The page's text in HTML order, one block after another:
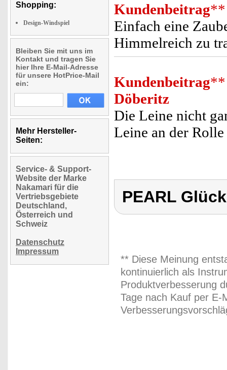
Shopping:
Design-Windspiel
Bleiben Sie mit uns im
Kontakt und tragen Sie
hier Ihre E-Mail-Adresse
für unsere HotPrice-Mail
ein:
Mehr Hersteller-
Seiten:
Service- & Support-
Website der Marke
Nakamari für die
Vertriebsgebiete
Deutschland,
Österreich und
Schweiz
Datenschutz
Impressum
Kundenbeitrag**
Einfach eine
Himmelreich zu
Kundenbeitrag**
Döberitz
Die Leine nicht
Leine an der
PEARL
** Diese Meinung
kontinuierlich als
Produktverbesserung
Tage nach Kauf per E-